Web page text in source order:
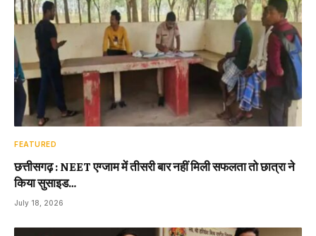
FEATURED
छत्तीसगढ़ : NEET एग्जाम में तीसरी बार नहीं मिली सफलता तो छात्रा ने
किया सुसाइड…
July 18, 2026